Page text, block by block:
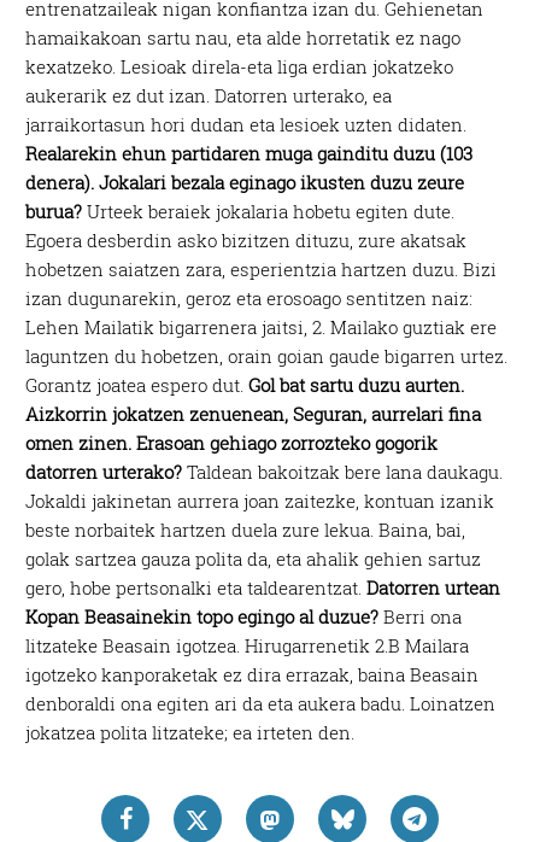
entrenatzaileak nigan konfiantza izan du. Gehienetan
hamaikakoan sartu nau, eta alde horretatik ez nago
kexatzeko. Lesioak direla-eta liga erdian jokatzeko
aukerarik ez dut izan. Datorren urterako, ea
jarraikortasun hori dudan eta lesioek uzten didaten.
Realarekin ehun partidaren muga gainditu duzu (103
denera). Jokalari bezala eginago ikusten duzu zeure
burua?Urteek beraiek jokalaria hobetu egiten dute.
Egoera desberdin asko bizitzen dituzu, zure akatsak
hobetzen saiatzen zara, esperientzia hartzen duzu. Bizi
izan dugunarekin, geroz eta erosoago sentitzen naiz:
Lehen Mailatik bigarrenera jaitsi, 2. Mailako guztiak ere
laguntzen du hobetzen, orain goian gaude bigarren urtez.
Gorantz joatea espero dut.Gol bat sartu duzu aurten.
Aizkorrin jokatzen zenuenean, Seguran, aurrelari fina
omen zinen. Erasoan gehiago zorrozteko gogorik
datorren urterako? Taldean bakoitzak bere lana daukagu.
Jokaldi jakinetan aurrera joan zaitezke, kontuan izanik
beste norbaitek hartzen duela zure lekua. Baina, bai,
golak sartzea gauza polita da, eta ahalik gehien sartuz
gero, hobe pertsonalki eta taldearentzat.Datorren urtean
Kopan Beasainekin topo egingo al duzue?Berri ona
litzateke Beasain igotzea. Hirugarrenetik 2.B Mailara
igotzeko kanporaketak ez dira errazak, baina Beasain
denboraldi ona egiten ari da eta aukera badu. Loinatzen
jokatzea polita litzateke; ea irteten den.